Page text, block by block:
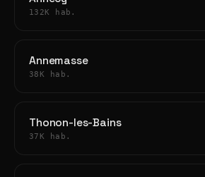
132K hab.
Annemasse
38K hab.
Thonon-les-Bains
37K hab.